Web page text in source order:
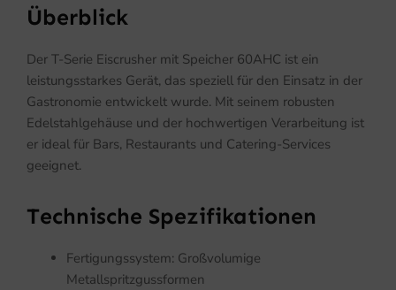
Überblick
Der T-Serie Eiscrusher mit Speicher 60AHC ist ein
leistungsstarkes Gerät, das speziell für den Einsatz in der
Gastronomie entwickelt wurde. Mit seinem robusten
Edelstahlgehäuse und der hochwertigen Verarbeitung ist
er ideal für Bars, Restaurants und Catering-Services
geeignet.
Technische Spezifikationen
Fertigungssystem: Großvolumige
Metallspritzgussformen